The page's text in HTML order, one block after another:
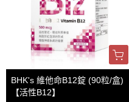
BHK's 維他命B12錠 (90粒/盒)
【活性B12】